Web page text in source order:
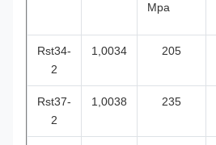
Mpa
Rst34-
2
1,0034 205
Rst37-
2
1,0038 235